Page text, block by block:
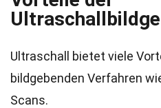
Ultraschall bietet viele
bildgebenden Verfahren
Scans.